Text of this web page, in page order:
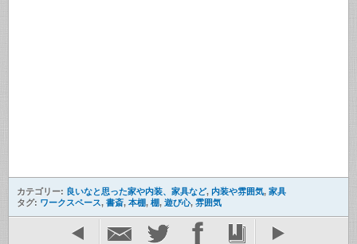
カテゴリー: 良いなと思った家や内装、家具など, 内装や雰囲気, 家具
タグ: ワークスペース, 書斎, 本棚, 棚, 遊び心, 雰囲気